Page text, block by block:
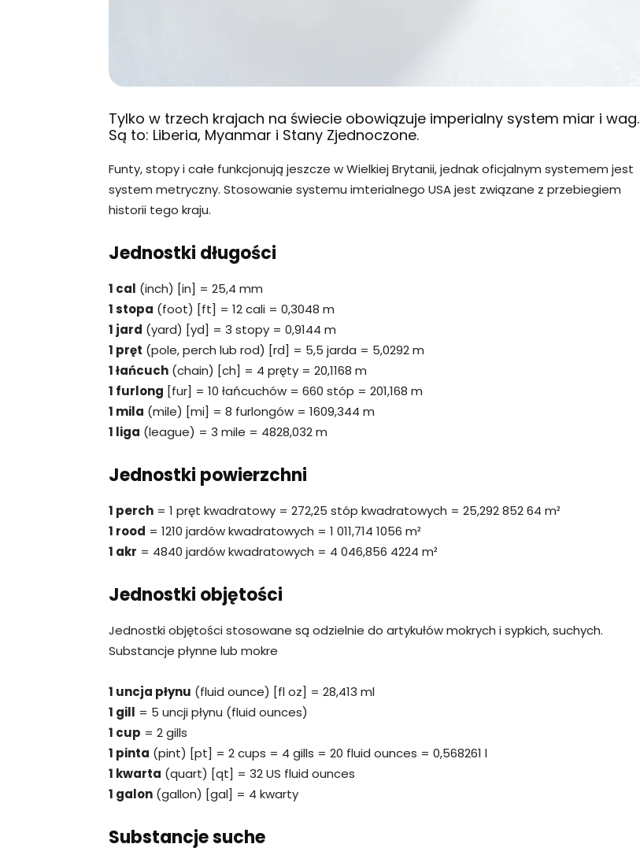
Tylko w trzech krajach na świecie obowiązuje imperialny system miar i wag.
Są to: Liberia, Myanmar i Stany Zjednoczone.
Funty, stopy i całe funkcjonują jeszcze w Wielkiej Brytanii, jednak oficjalnym systemem jest
system metryczny. Stosowanie systemu imterialnego USA jest związane z przebiegiem
historii tego kraju.
Jednostki długości
1 cal (inch) [in] = 25,4 mm
1 stopa (foot) [ft] = 12 cali = 0,3048 m
1 jard (yard) [yd] = 3 stopy = 0,9144 m
1 pręt (pole, perch lub rod) [rd] = 5,5 jarda = 5,0292 m
1 łańcuch (chain) [ch] = 4 pręty = 20,1168 m
1 furlong [fur] = 10 łańcuchów = 660 stóp = 201,168 m
1 mila (mile) [mi] = 8 furlongów = 1609,344 m
1 liga (league) = 3 mile = 4828,032 m
Jednostki powierzchni
1 perch = 1 pręt kwadratowy = 272,25 stóp kwadratowych = 25,292 852 64 m²
1 rood = 1210 jardów kwadratowych = 1 011,714 1056 m²
1 akr = 4840 jardów kwadratowych = 4 046,856 4224 m²
Jednostki objętości
Jednostki objętości stosowane są odzielnie do artykułów mokrych i sypkich, suchych.
Substancje płynne lub mokre
1 uncja płynu (fluid ounce) [fl oz] = 28,413 ml
1 gill = 5 uncji płynu (fluid ounces)
1 cup = 2 gills
1 pinta (pint) [pt] = 2 cups = 4 gills = 20 fluid ounces = 0,568261 l
1 kwarta (quart) [qt] = 32 US fluid ounces
1 galon (gallon) [gal] = 4 kwarty
Substancje suche